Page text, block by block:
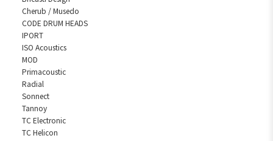
Cherub / Musedo
CODE DRUM HEADS
IPORT
ISO Acoustics
MOD
Primacoustic
Radial
Sonnect
Tannoy
TC Electronic
TC Helicon